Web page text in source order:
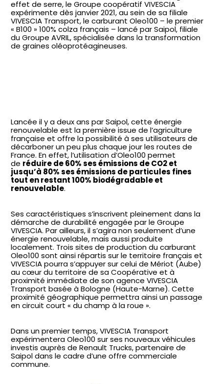
effet de serre, le Groupe coopératif VIVESCIA
expérimente dès janvier 2021, au sein de sa filiale
VIVESCIA Transport, le carburant Oleo100 – le premier
« B100 » 100% colza français – lancé par Saipol, filiale
du Groupe AVRIL, spécialisée dans la transformation
de graines oléoprotéagineuses.
Lancée il y a deux ans par Saipol, cette énergie
renouvelable est la première issue de l’agriculture
française et offre la possibilité à ses utilisateurs de
décarboner un peu plus chaque jour les routes de
France. En effet, l’utilisation d’Oleo100 permet
de réduire de 60% ses émissions de CO2 et
jusqu’à 80% ses émissions de particules fines
tout en restant 100% biodégradable et
renouvelable.
Ses caractéristiques s’inscrivent pleinement dans la
démarche de durabilité engagée par le Groupe
VIVESCIA. Par ailleurs, il s’agira non seulement d’une
énergie renouvelable, mais aussi produite
localement. Trois sites de production du carburant
Oleo100 sont ainsi répartis sur le territoire français et
VIVESCIA pourra s’appuyer sur celui de Mériot (Aube)
au cœur du territoire de sa Coopérative et à
proximité immédiate de son agence VIVESCIA
Transport basée à Bologne (Haute-Marne). Cette
proximité géographique permettra ainsi un passage
en circuit court « du champ à la roue ».
Dans un premier temps, VIVESCIA Transport
expérimentera Oleo100 sur ses nouveaux véhicules
investis auprès de Renault Trucks, partenaire de
Saipol dans le cadre d’une offre commerciale
commune.